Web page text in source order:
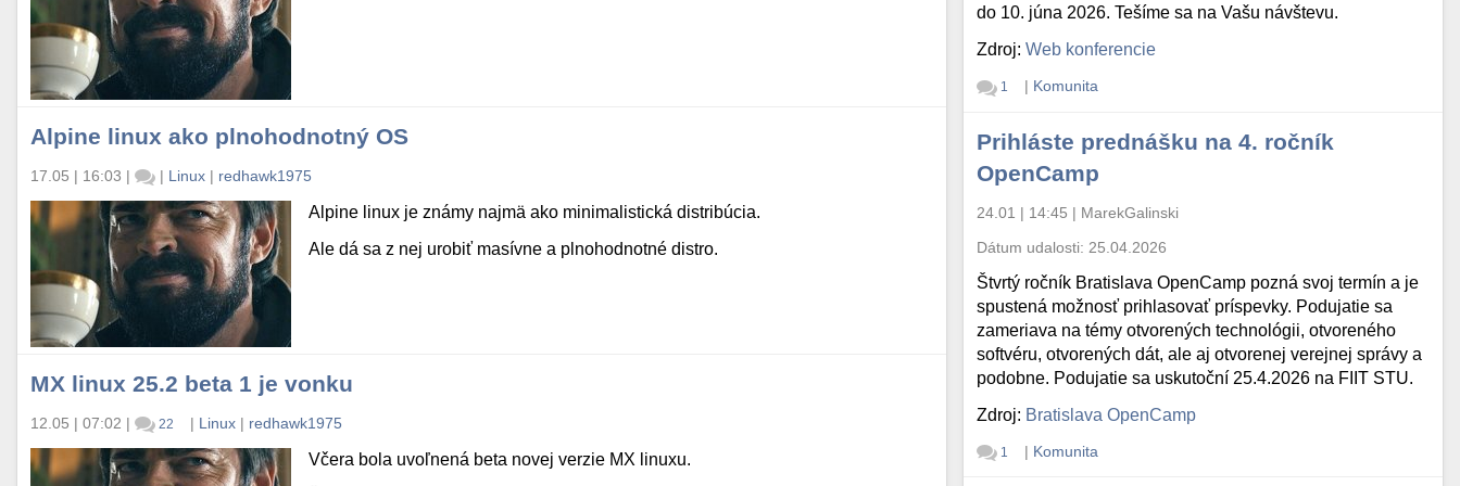
Alpine linux ako plnohodnotný OS
17.05 | 16:03 | | Linux | redhawk1975
Alpine linux je známy najmä ako minimalistická distribúcia.
Ale dá sa z nej urobiť masívne a plnohodnotné distro.
MX linux 25.2 beta 1 je vonku
12.05 | 07:02 | 22 | Linux| redhawk1975
Včera bola uvoľnená beta novej verzie MX linuxu.
do 10. júna 2026. Tešíme sa na Vašu návštevu.
Zdroj:Web konferencie
1 | Komunita
Prihláste prednášku na 4. ročník
OpenCamp
24.01 | 14:45 | MarekGalinski
Dátum udalosti: 25.04.2026
Štvrtý ročník Bratislava OpenCamp pozná svoj termín a je
spustená možnosť prihlasovať príspevky. Podujatie sa
zameriava na témy otvorených technológii, otvoreného
softvéru, otvorených dát, ale aj otvorenej verejnej správy a
podobne. Podujatie sa uskutoční 25.4.2026 na FIIT STU.
Zdroj: Bratislava OpenCamp
1 | Komunita